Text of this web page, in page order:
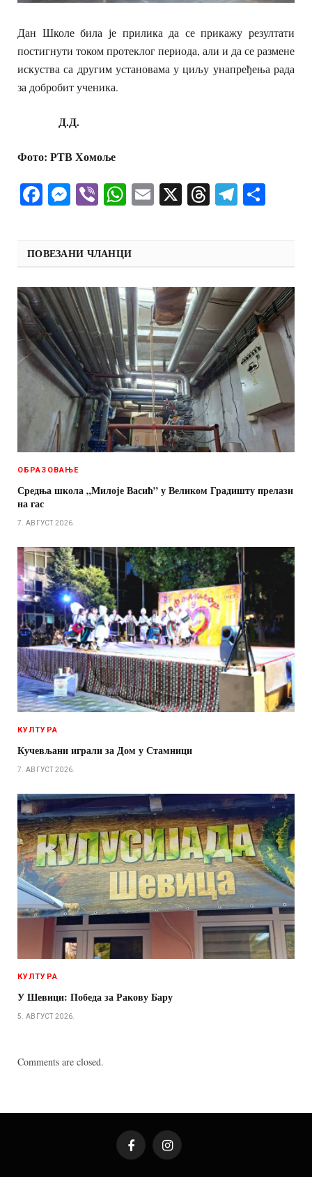
Дан Школе била је прилика да се прикажу резултати
постигнути током протеклог периода, али и да се размене
искуства са другим установама у циљу унапређења рада
за добробит ученика.
Д.Д.
Фото: РТВ Хомоље
Facebook
Messenger
ViberWhatsApp
Email
X Threads
ПОВЕЗАНИ ЧЛАНЦИ
ОБРАЗОВАЊЕ
Средња школа „Милоје Васић” у Великом Градишту прелази
на гас
7. АВГУСТ 2026.
КУЛТУРА
Кучевљани играли за Дом у Стамници
7. АВГУСТ 2026.
КУЛТУРА
У Шевици: Победа за Ракову Бару
5. АВГУСТ 2026.
Comments are closed.
FacebookInstagram